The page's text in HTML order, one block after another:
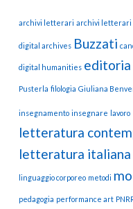
archivi letterari archivi letterari
digital archives Buzzati
digital humanities editoria
Pusterla filologia Giuliana
insegnamento insegnare lavoro
letteratura
letteratura italiana
linguaggio corporeo metodi
pedagogia performance art